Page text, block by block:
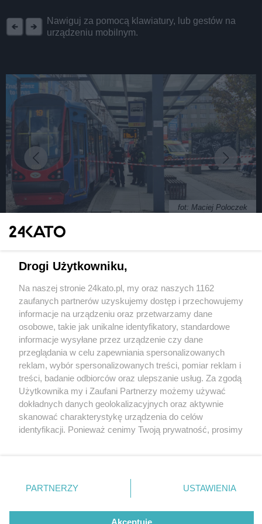
Nawiguj za pomocą klawiatury, lub gestów na
urządzeniu mobilnym.
fot: Maciej Poloczek
Katowicach. Duże utrudnienia w kursowaniu
1 / 17
Przystanek tramwajowy
Katowice Rynek
Wydawca mediów lokalnych
Nie zapomnij
zapoznać się z:
polityką prywatności regulamin korzystania z portali
Twojemiasto
Piekary Śląskie
Chorzów
Tarnowskie Góry
Gliwice
Skontakuj sięz nami
Kontakt
Wydawca
Redakcja
Drogi Użytkowniku,
Na naszej stronie 24kato.pl, my oraz naszych 1162
zaufanych partnerów uzyskujemy dostęp i przechowujemy
informacje na urządzeniu oraz przetwarzamy dane
osobowe, takie jak unikalne identyfikatory, standardowe
informacje wysyłane przez urządzenie czy dane
przeglądania w celu zapewniania spersonalizowanych
reklam, wybór spersonalizowanych treści, pomiar reklam i
treści, badanie odbiorców oraz ulepszanie usług. Za zgodą
Użytkownika my i Zaufani Partnerzy możemy używać
dokładnych danych geolokalizacyjnych oraz aktywnie
skanować charakterystykę urządzenia do celów
identyfikacji. Ponieważ cenimy Twoją prywatność, prosimy
prywatności znajdujący się w lewym dolnym rogu strony
. Niektóre rodzaje przetwarzania danych nie wymagają
zgody użytkownika, ale masz prawo sprzeciwić się
takiemu przetwarzaniu. Preferencje będą miały
PARTNERZY USTAWIENIA
Akceptuję